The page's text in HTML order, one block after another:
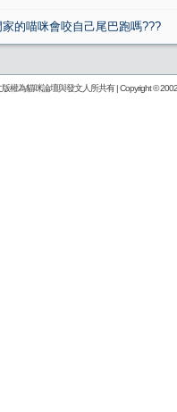
家的喵咪會咬自己尾巴跑嗎???
版權為貓咪論壇與發文人所共有 | Copyright ©